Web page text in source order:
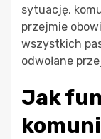
sytuację,
przejmie
wszystkich
odwołane
Jak